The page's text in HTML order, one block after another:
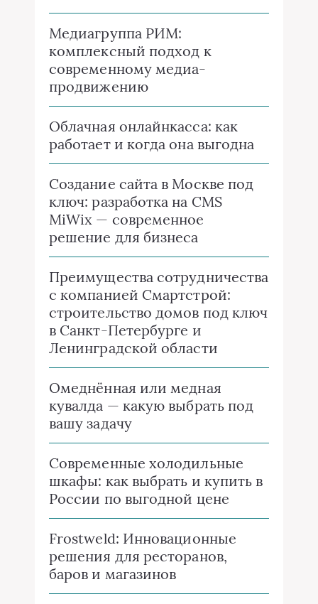
Медиагруппа РИМ:
комплексный подход к
современному медиа-
продвижению
Облачная онлайнкасса: как
работает и когда она выгодна
Создание сайта в Москве под
ключ: разработка на CMS
MiWix — современное
решение для бизнеса
Преимущества сотрудничества
с компанией Смартстрой:
строительство домов под ключ
в Санкт-Петербурге и
Ленинградской области
Омеднённая или медная
кувалда — какую выбрать под
вашу задачу
Современные холодильные
шкафы: как выбрать и купить в
России по выгодной цене
Frostweld: Инновационные
решения для ресторанов,
баров и магазинов